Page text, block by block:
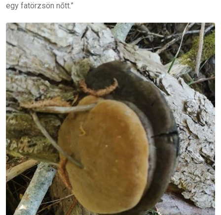
egy fatörzsön nőtt.”